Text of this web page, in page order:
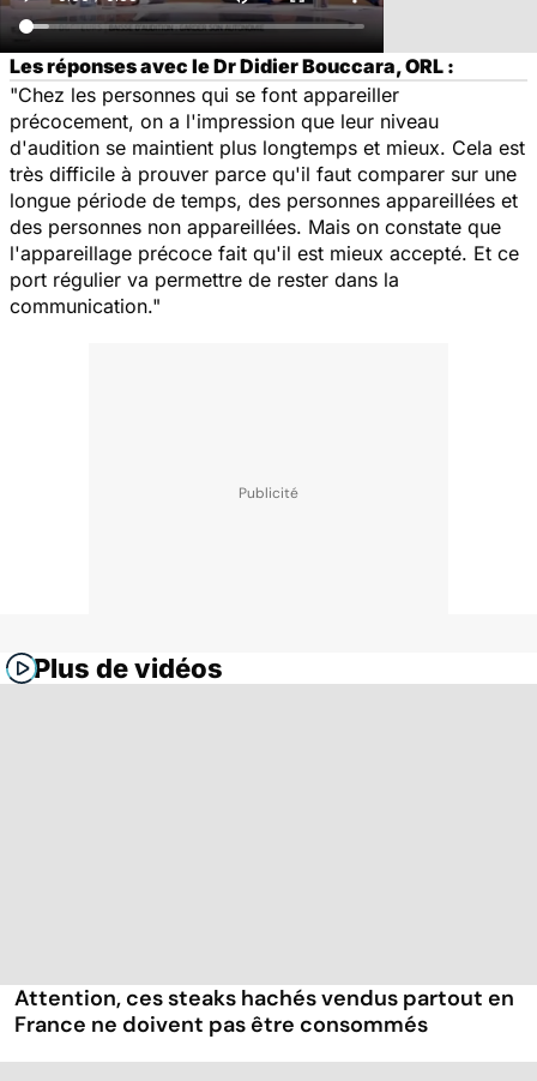
Les réponses avec le Dr Didier Bouccara, ORL :
"Chez les personnes qui se font appareiller
précocement, on a l'impression que leur niveau
d'audition se maintient plus longtemps et mieux. Cela est
très difficile à prouver parce qu'il faut comparer sur une
longue période de temps, des personnes appareillées et
des personnes non appareillées. Mais on constate que
l'appareillage précoce fait qu'il est mieux accepté. Et ce
port régulier va permettre de rester dans la
communication."
Plus de vidéos
Attention, ces steaks hachés vendus partout en
France ne doivent pas être consommés